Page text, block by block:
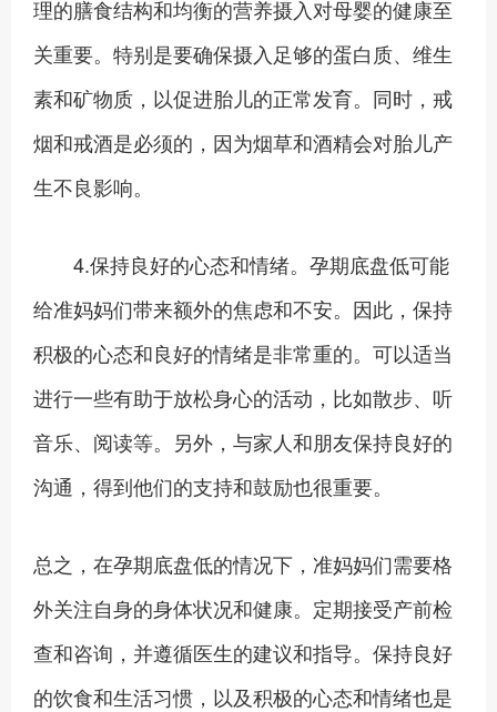
理的膳食结构和均衡的营养摄入对母婴的健康至
关重要。特别是要确保摄入足够的蛋白质、维生
素和矿物质，以促进胎儿的正常发育。同时，戒
烟和戒酒是必须的，因为烟草和酒精会对胎儿产
生不良影响。
4.保持良好的心态和情绪。孕期底盘低可能
给准妈妈们带来额外的焦虑和不安。因此，保持
积极的心态和良好的情绪是非常重的。可以适当
进行一些有助于放松身心的活动，比如散步、听
音乐、阅读等。另外，与家人和朋友保持良好的
沟通，得到他们的支持和鼓励也很重要。
总之，在孕期底盘低的情况下，准妈妈们需要格
外关注自身的身体状况和健康。定期接受产前检
查和咨询，并遵循医生的建议和指导。保持良好
的饮食和生活习惯，以及积极的心态和情绪也是